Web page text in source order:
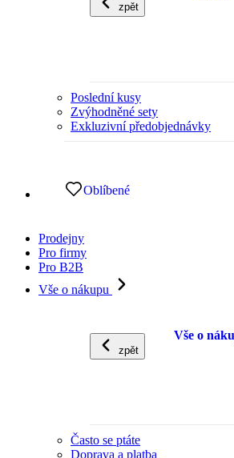
zpět
Poslední kusy
Zvýhodněné sety
Exkluzivní předobjednávky
Oblíbené
Prodejny
Pro firmy
Pro B2B
Vše o nákupu
zpět
Vše o
Často se ptáte
Doprava a platba